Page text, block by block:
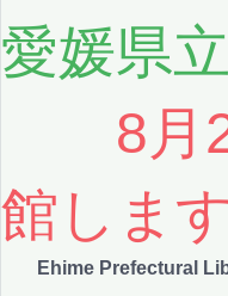
愛媛県
8月
館します
Ehime Prefectural